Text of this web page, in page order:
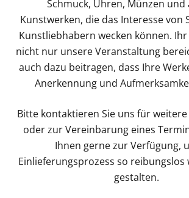
Schmuck, Uhren, Münzen und
Kunstwerken, die das Interesse von
Kunstliebhabern wecken können.
nicht nur unsere Veranstaltung
auch dazu beitragen, dass Ihre
Anerkennung und
Bitte kontaktieren Sie uns für
oder zur Vereinbarung eines
Ihnen gerne zur Verfügung,
Einlieferungsprozess so reibungslos
gestalten.